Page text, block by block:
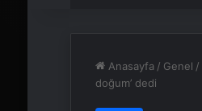
Anasayfa / Genel /
doğum’ dedi